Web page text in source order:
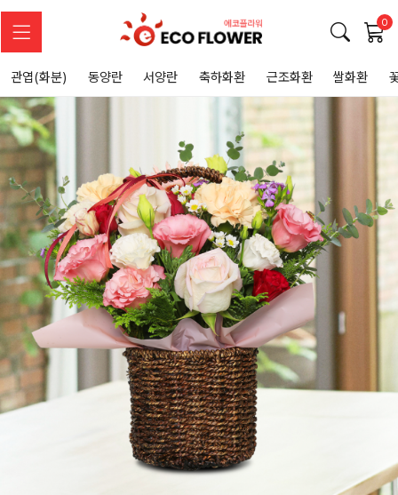
0
관엽(화분) 동양란 서양란 축하화환 근조화환 쌀화환